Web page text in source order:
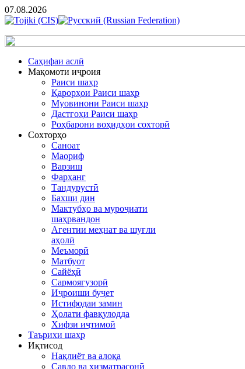
07.08.2026
Cаҳифаи аслӣ
Мақомоти иҷроия
Раиси шаҳр
Қарорҳои Раиси шаҳр
Муовинони Раиси шаҳр
Дастгоҳи Раиси шаҳр
Роҳбарони воҳидҳои сохторӣ
Сохторҳо
Саноат
Маориф
Варзиш
Фарҳанг
Тандурустӣ
Бахши дин
Мактубҳо ва муроҷиати
шаҳрвандон
Агентии меҳнат ва шуғли
аҳолӣ
Меъморӣ
Матбуот
Сайёҳӣ
Сармоягузорӣ
Иҷроиши буҷет
Истифодаи замин
Ҳолати фавқулодда
Хифзи иҷтимоӣ
Таърихи шаҳр
Иқтисод
Нақлиёт ва алоқа
Савдо ва хизматрасонӣ